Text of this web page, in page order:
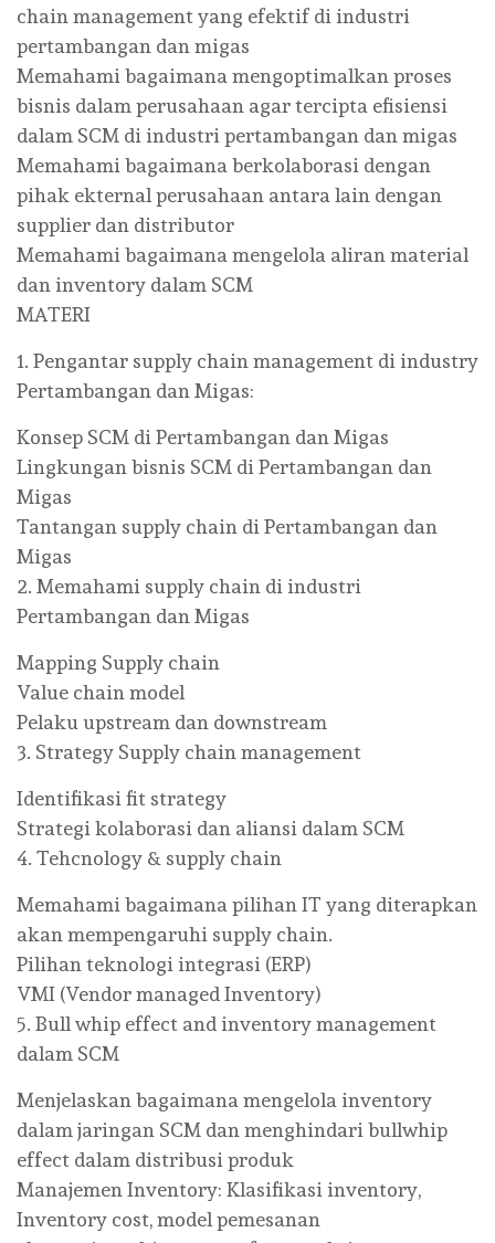
chain management yang efektif di industri
pertambangan dan migas
Memahami bagaimana mengoptimalkan proses
bisnis dalam perusahaan agar tercipta efisiensi
dalam SCM di industri pertambangan dan migas
Memahami bagaimana berkolaborasi dengan
pihak ekternal perusahaan antara lain dengan
supplier dan distributor
Memahami bagaimana mengelola aliran material
dan inventory dalam SCM
MATERI
1. Pengantar supply chain management di industry
Pertambangan dan Migas:
Konsep SCM di Pertambangan dan Migas
Lingkungan bisnis SCM di Pertambangan dan
Migas
Tantangan supply chain di Pertambangan dan
Migas
2. Memahami supply chain di industri
Pertambangan dan Migas
Mapping Supply chain
Value chain model
Pelaku upstream dan downstream
3. Strategy Supply chain management
Identifikasi fit strategy
Strategi kolaborasi dan aliansi dalam SCM
4. Tehcnology & supply chain
Memahami bagaimana pilihan IT yang diterapkan
akan mempengaruhi supply chain.
Pilihan teknologi integrasi (ERP)
VMI (Vendor managed Inventory)
5. Bull whip effect and inventory management
dalam SCM
Menjelaskan bagaimana mengelola inventory
dalam jaringan SCM dan menghindari bullwhip
effect dalam distribusi produk
Manajemen Inventory: Klasifikasi inventory,
Inventory cost, model pemesanan